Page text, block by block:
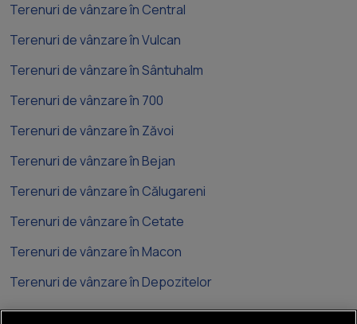
Terenuri de vânzare în Central
Terenuri de vânzare în Vulcan
Terenuri de vânzare în Sântuhalm
Terenuri de vânzare în 700
Terenuri de vânzare în Zăvoi
Terenuri de vânzare în Bejan
Terenuri de vânzare în Călugareni
Terenuri de vânzare în Cetate
Terenuri de vânzare în Macon
Terenuri de vânzare în Depozitelor